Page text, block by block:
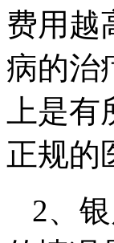
费用越
病的治
上是
正规的
2、